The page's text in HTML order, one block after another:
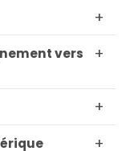
+
+
vers
+
+